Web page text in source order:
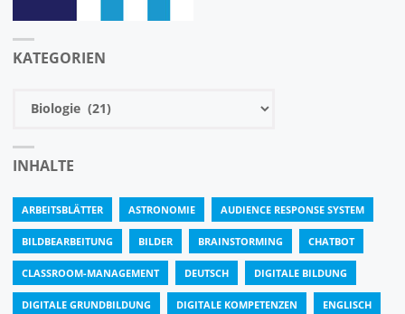
KATEGORIEN
INHALTE
ARBEITSBLÄTTER ASTRONOMIE AUDIENCE RESPONSE SYSTEM
BILDBEARBEITUNG BILDER BRAINSTORMING CHATBOT
CLASSROOM-MANAGEMENT DEUTSCH DIGITALE BILDUNG
DIGITALE GRUNDBILDUNG DIGITALE KOMPETENZEN ENGLISCH